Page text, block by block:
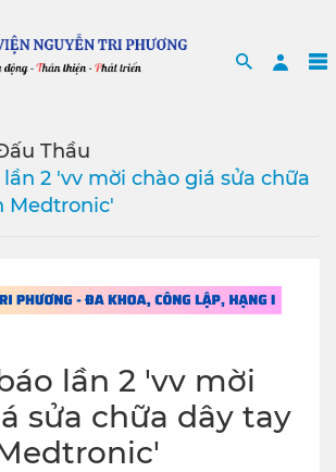
Search
Thầu
2 'vv mời chào giá sửa chữa
Medtronic'
lần 2 'vv mời
sửa chữa dây tay